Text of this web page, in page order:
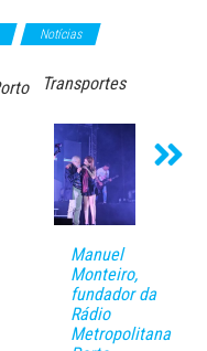
Notícias
Transportes
Manuel
Monteiro,
fundador da
Rádio
Metropolitana